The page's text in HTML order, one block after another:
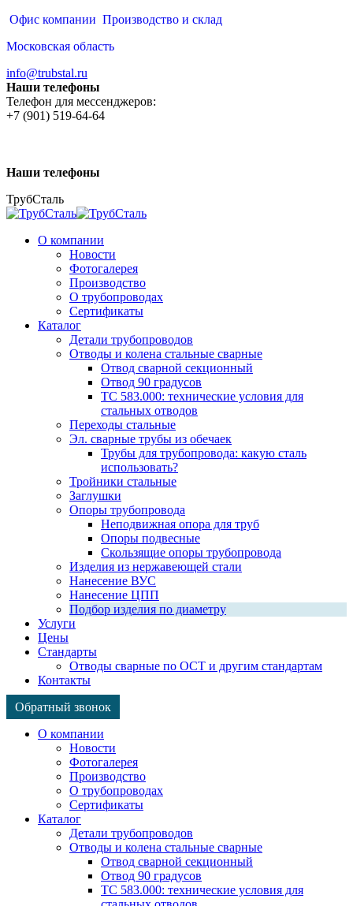
Перейти
содержанию
Офис компании Производство и склад
Московская область
info@trubstal.ru
Наши телефоны
Телефон для мессенджеров:
+7 (901) 519-64-64
Наши телефоны
ТрубСталь
О компании
Новости
Фотогалерея
Производство
О трубопроводах
Сертификаты
Каталог
Детали трубопроводов
Отводы и колена стальные сварные
Отвод сварной секционный
Отвод 90 градусов
ТС 583.000: технические условия для
стальных отводов
Переходы стальные
Эл. сварные трубы из обечаек
Трубы для трубопровода: какую сталь
использовать?
Тройники стальные
Заглушки
Опоры трубопровода
Неподвижная опора для труб
Опоры подвесные
Скользящие опоры трубопровода
Изделия из нержавеющей стали
Нанесение ВУС
Нанесение ЦПП
Подбор изделия по диаметру
Услуги
Цены
Стандарты
Отводы сварные по ОСТ и другим стандартам
Контакты
Обратный звонок
О компании
Новости
Фотогалерея
Производство
О трубопроводах
Сертификаты
Каталог
Детали трубопроводов
Отводы и колена стальные сварные
Отвод сварной секционный
Отвод 90 градусов
ТС 583.000: технические условия для